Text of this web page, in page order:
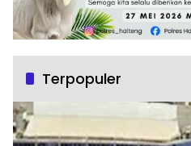
Terpopuler